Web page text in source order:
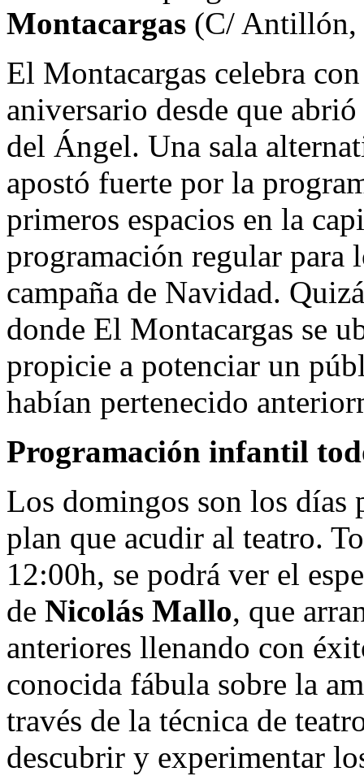
Montacargas (C/ Antillón,
El Montacargas celebra
aniversario desde que
del Ángel. Una sala
apostó fuerte por la
primeros espacios en la
programación regular para
campaña de Navidad.
donde El Montacargas se
propicie a potenciar un
habían pertenecido
Programación infantil
Los domingos son los días
plan que acudir al teatro.
12:00h, se podrá ver el
de Nicolás Mallo, que
anteriores llenando con
conocida fábula sobre la
través de la técnica de
descubrir y experimentar